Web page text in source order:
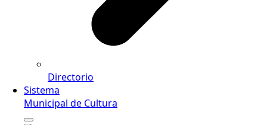
Directorio
Sistema
Municipal de Cultura